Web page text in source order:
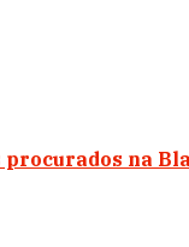
procurados na